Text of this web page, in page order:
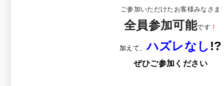
ご参加いただけたお客様みなさま
全員参加可能です ！
加えて、ハズレなし !?
ぜひご参加ください